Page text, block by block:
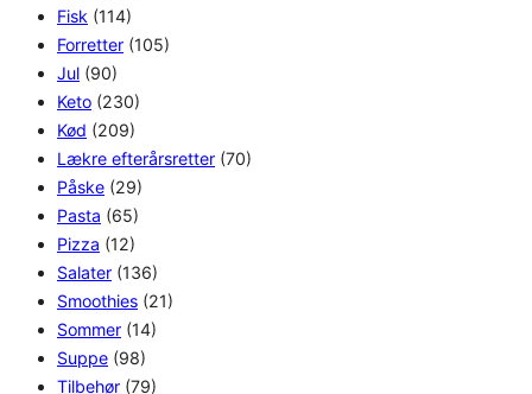
Fisk (114)
Forretter (105)
Jul (90)
Keto (230)
Kød (209)
Lækre efterårsretter (70)
Påske (29)
Pasta (65)
Pizza (12)
Salater (136)
Smoothies (21)
Sommer (14)
Suppe (98)
Tilbehør (79)